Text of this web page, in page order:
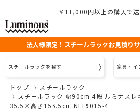
￥11,000円以上の購入で
法人様限定！スチールラックお見積り
スチールラックを探す 家具・イ
トップ
スチールラック
スチールラック 幅90cm 4段 ルミナス
35.5×高さ156.5cm NLF9015-4